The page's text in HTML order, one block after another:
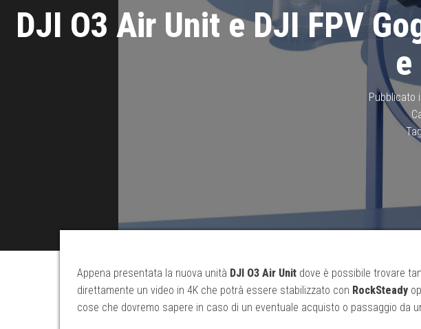
DJI O3 Air Unit e DJI FPV
Pubblicato il
Appena presentata la nuova unità DJI O3 Air Unit dove è possibile trovare
direttamente un video in 4K che potrà essere stabilizzato con RockSteady
cose che dovremo sapere in caso di un eventuale acquisto o passaggio da